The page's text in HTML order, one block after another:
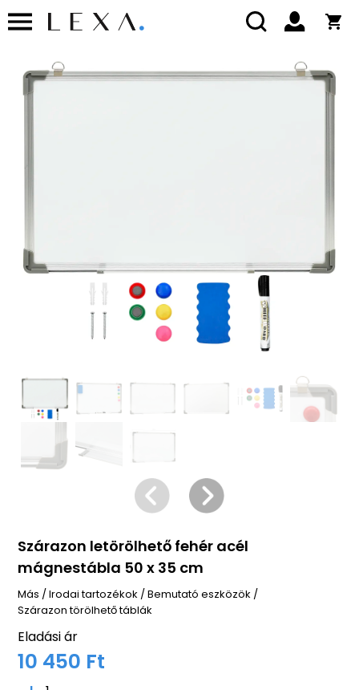
Szárazon letörölhető fehér acél
mágnestábla 50 x 35 cm
Más /Irodai tartozékok /Bemutató eszközök /
Szárazon törölhető táblák
Eladási ár
10 450 Ft